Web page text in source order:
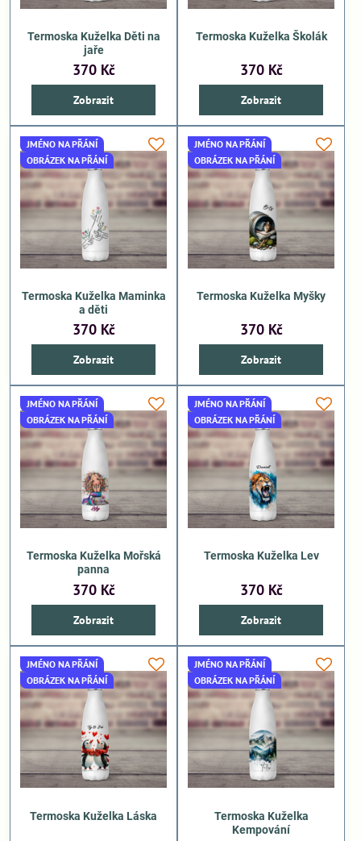
Termoska Kuželka Děti na
jaře
370 Kč
Zobrazit
Termoska Kuželka Školák
370 Kč
Zobrazit
JMÉNO NA PŘÁNÍ
OBRÁZEK NA PŘÁNÍ
Termoska Kuželka Maminka
a děti
370 Kč
Zobrazit
JMÉNO NA PŘÁNÍ
OBRÁZEK NA PŘÁNÍ
Termoska Kuželka Myšky
370 Kč
Zobrazit
JMÉNO NA PŘÁNÍ
OBRÁZEK NA PŘÁNÍ
Termoska Kuželka Mořská
panna
370 Kč
Zobrazit
JMÉNO NA PŘÁNÍ
OBRÁZEK NA PŘÁNÍ
Termoska Kuželka Lev
370 Kč
Zobrazit
JMÉNO NA PŘÁNÍ
OBRÁZEK NA PŘÁNÍ
Termoska Kuželka Láska
JMÉNO NA PŘÁNÍ
OBRÁZEK NA PŘÁNÍ
Termoska Kuželka
Kempování